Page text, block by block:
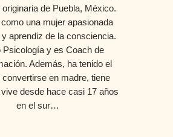
de Puebla, México.
una mujer apasionada
y aprendiz de la consciencia.
Psicología y es Coach de
Además, ha tenido el
convertirse en madre, tiene
desde hace casi 17 años
en el sur…